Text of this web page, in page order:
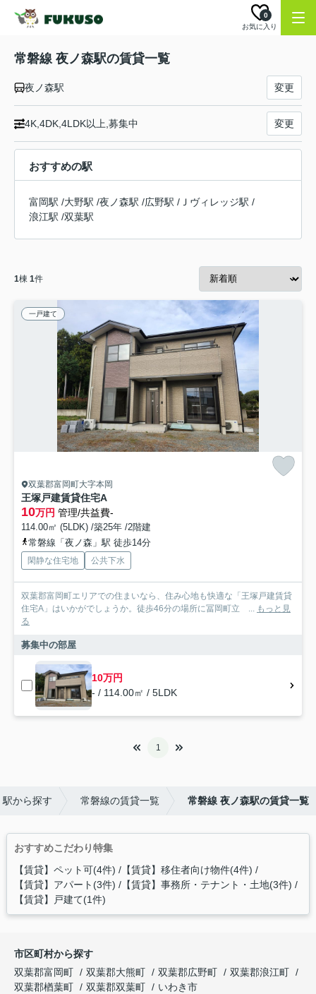
お気に入り
0
常磐線 夜ノ森駅の賃貸一覧
夜ノ森駅 変更
4K,4DK,4LDK以上,募集中 変更
おすすめの駅
富岡駅 /大野駅 /夜ノ森駅 /広野駅 / Ｊヴィレッジ駅 /
浪江駅 /双葉駅
1棟 1件
一戸建て
双葉郡富岡町大字本岡
王塚戸建賃貸住宅A
10万円 管理/共益費-
114.00㎡ (5LDK) /築25年 /2階建
常磐線「夜ノ森」駅 徒歩14分
閑静な住宅地 公共下水
双葉郡富岡町エリアでの住まいなら、住み心地も快適な「王塚戸建賃貸
住宅A」はいかがでしょうか。徒歩46分の場所に冨岡町立 ... もっと見
る
募集中の部屋
10万円
- / 114.00㎡ / 5LDK
1
駅から探す 常磐線の賃貸一覧 常磐線 夜ノ森駅の賃貸一覧
おすすめこだわり特集
【賃貸】ペット可(4件) 【賃貸】移住者向け物件(4件)
【賃貸】アパート(3件) 【賃貸】事務所・テナント・土地(3件)
【賃貸】戸建て(1件)
市区町村から探す
双葉郡富岡町
双葉郡大熊町 双葉郡広野町
双葉郡浪江町
双葉郡楢葉町
双葉郡双葉町
いわき市